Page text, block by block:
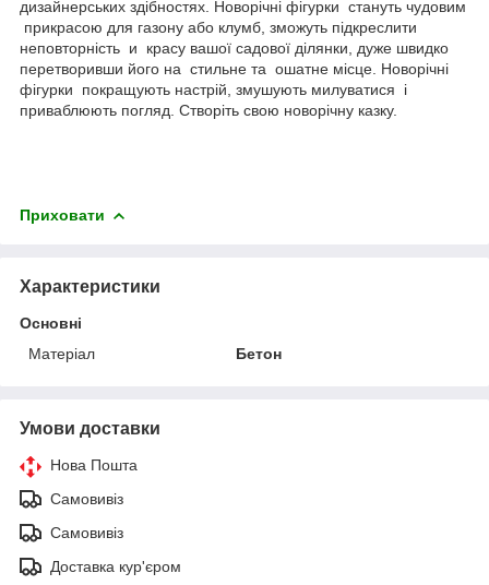
дизайнерських здібностях. Новорічні фігурки стануть чудовим
прикрасою для газону або клумб, зможуть підкреслити
неповторність и красу вашої садової ділянки, дуже швидко
перетворивши його на стильне та ошатне місце. Новорічні
фігурки покращують настрій, змушують милуватися і
приваблюють погляд. Створіть свою новорічну казку.
Приховати
Характеристики
Основні
Матеріал
Бетон
Умови доставки
Нова Пошта
Самовивіз
Самовивіз
Доставка кур'єром